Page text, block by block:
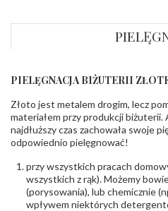
KAMIENIE
Rodzaje
kamieni:
Liczba kamieni:
Szlif kamieni:
(łącznie)
INNE PARAMETRY
PIELĘGNACJA BIŻUTERII
Złoto jest metalem drogim, lecz
materiałem przy produkcji biżuterii.
najdłuższy czas zachowała swoje
odpowiednio pielęgnować!
przy wszystkich pracach
wszystkich z rąk). Możemy
(porysowania), lub chemicznie
wpływem niektórych